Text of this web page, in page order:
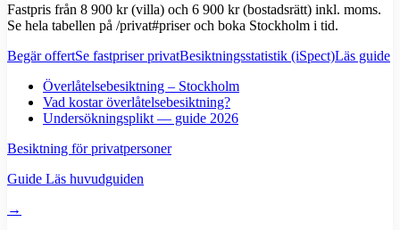
Fastpris från 8 900 kr (villa) och 6 900 kr (bostadsrätt) inkl. moms.
Se hela tabellen på /privat#priser och boka Stockholm i tid.
Begär offertSe fastpriser privatBesiktningsstatistik (iSpect)Läs guide
Överlåtelsebesiktning – Stockholm
Vad kostar överlåtelsebesiktning?
Undersökningsplikt — guide 2026
Besiktning för privatpersoner
Guide Läs huvudguiden
→